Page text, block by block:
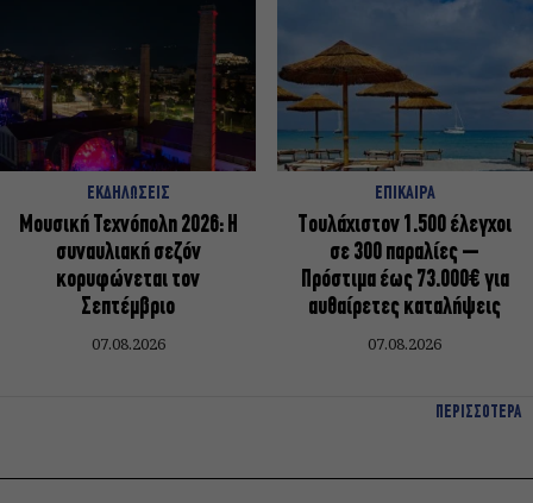
ΕΚΔΗΛΩΣΕΙΣ
Μουσική Τεχνόπολη 2026: Η
συναυλιακή σεζόν
κορυφώνεται τον
Σεπτέμβριο
07.08.2026
ΕΠΙΚΑΙΡΑ
Τουλάχιστον 1.500 έλεγχοι
σε 300 παραλίες –
Πρόστιμα έως 73.000€ για
αυθαίρετες καταλήψεις
07.08.2026
ΠΕΡΙΣΣΟΤΕΡΑ